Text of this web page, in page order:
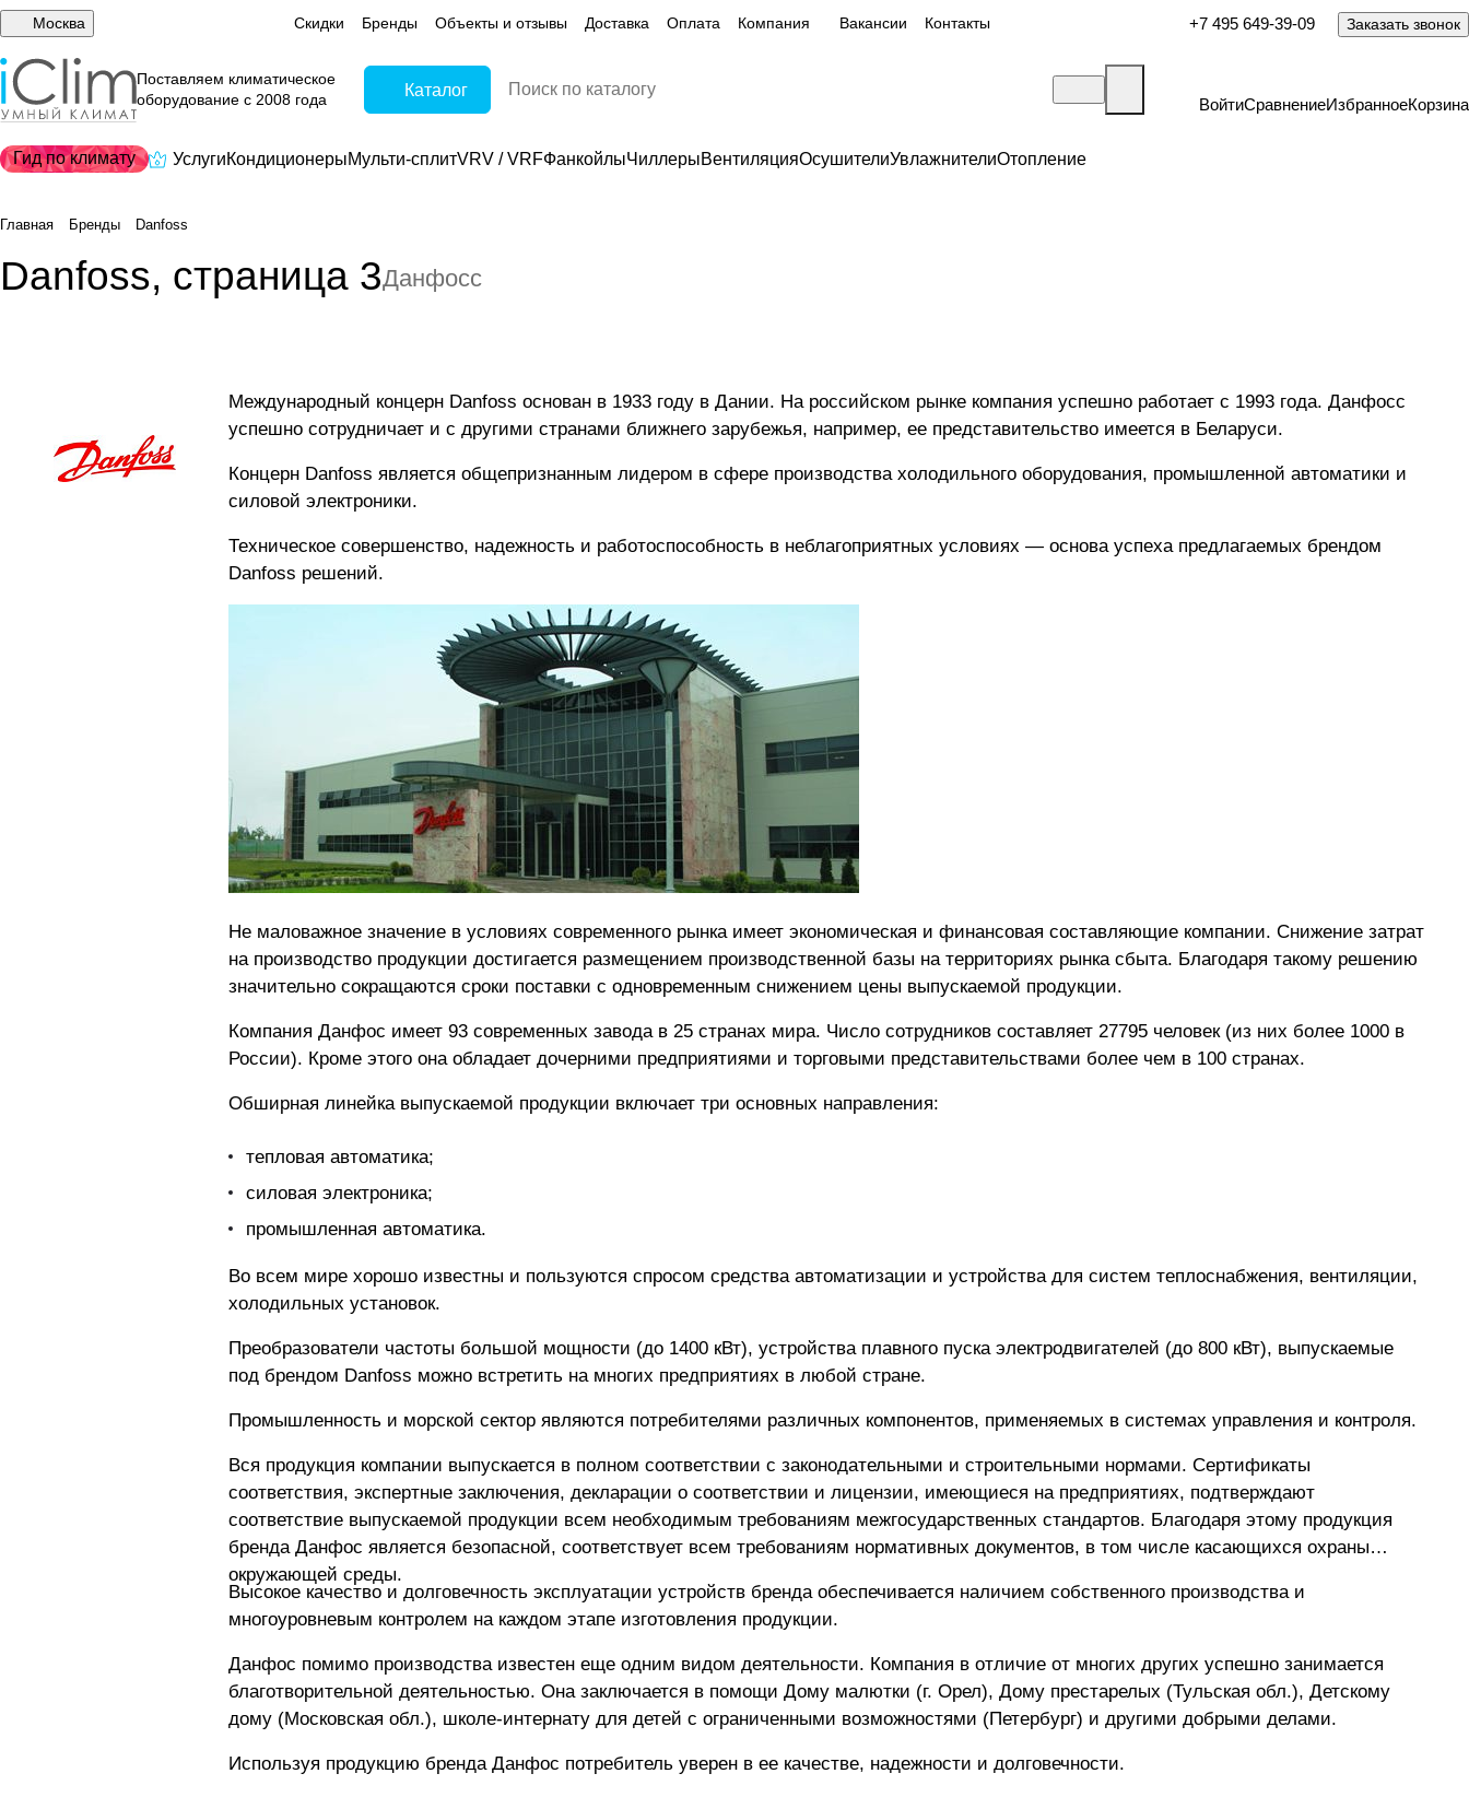
Москва Скидки Бренды Объекты и отзывы Доставка Оплата Компания Вакансии Контакты +7 495 649-39-09 Заказать звонок
Поставляем климатическое
оборудование с 2008 года
Каталог
ВойтиСравнениеИзбранноеКорзина
Гид по климату УслугиКондиционерыМульти-сплитVRV / VRFФанкойлыЧиллерыВентиляцияОсушителиУвлажнителиОтопление
Главная Бренды Danfoss
Danfoss, страница 3Данфосс
Международный концерн Danfoss основан в 1933 году в Дании. На российском рынке компания успешно работает с 1993 года. Данфосс
успешно сотрудничает и с другими странами ближнего зарубежья, например, ее представительство имеется в Беларуси.
Концерн Danfoss является общепризнанным лидером в сфере производства холодильного оборудования, промышленной автоматики и
силовой электроники.
Техническое совершенство, надежность и работоспособность в неблагоприятных условиях — основа успеха предлагаемых брендом
Danfoss решений.
Не маловажное значение в условиях современного рынка имеет экономическая и финансовая составляющие компании. Снижение затрат
на производство продукции достигается размещением производственной базы на территориях рынка сбыта. Благодаря такому решению
значительно сокращаются сроки поставки с одновременным снижением цены выпускаемой продукции.
Компания Данфос имеет 93 современных завода в 25 странах мира. Число сотрудников составляет 27795 человек (из них более 1000 в
России). Кроме этого она обладает дочерними предприятиями и торговыми представительствами более чем в 100 странах.
Обширная линейка выпускаемой продукции включает три основных направления:
тепловая автоматика;
силовая электроника;
промышленная автоматика.
Во всем мире хорошо известны и пользуются спросом средства автоматизации и устройства для систем теплоснабжения, вентиляции,
холодильных установок.
Преобразователи частоты большой мощности (до 1400 кВт), устройства плавного пуска электродвигателей (до 800 кВт), выпускаемые
под брендом Danfoss можно встретить на многих предприятиях в любой стране.
Промышленность и морской сектор являются потребителями различных компонентов, применяемых в системах управления и контроля.
Вся продукция компании выпускается в полном соответствии с законодательными и строительными нормами. Сертификаты
соответствия, экспертные заключения, декларации о соответствии и лицензии, имеющиеся на предприятиях, подтверждают
соответствие выпускаемой продукции всем необходимым требованиям межгосударственных стандартов. Благодаря этому продукция
бренда Данфос является безопасной, соответствует всем требованиям нормативных документов, в том числе касающихся охраны
окружающей среды.
Высокое качество и долговечность эксплуатации устройств бренда обеспечивается наличием собственного производства и
многоуровневым контролем на каждом этапе изготовления продукции.
Данфос помимо производства известен еще одним видом деятельности. Компания в отличие от многих других успешно занимается
благотворительной деятельностью. Она заключается в помощи Дому малютки (г. Орел), Дому престарелых (Тульская обл.), Детскому
дому (Московская обл.), школе-интернату для детей с ограниченными возможностями (Петербург) и другими добрыми делами.
Используя продукцию бренда Данфос потребитель уверен в ее качестве, надежности и долговечности.